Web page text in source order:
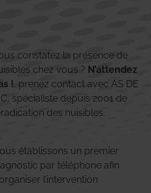
constatez la présence de
chez vous ? N’attendez
!, prenez contact avec AS DE
spécialiste depuis 2001 de
des nuisibles.
établissons un premier
par téléphone afin
l’intervention